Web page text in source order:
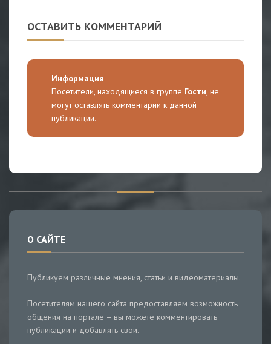
ОСТАВИТЬ КОММЕНТАРИЙ
Информация
Посетители, находящиеся в группе Гости, не
могут оставлять комментарии к данной
публикации.
О САЙТЕ
Публикуем различные мнения, статьи и видеоматериалы.
Посетителям нашего сайта предоставляем возможность
общения на портале – вы можете комментировать
публикации и добавлять свои.